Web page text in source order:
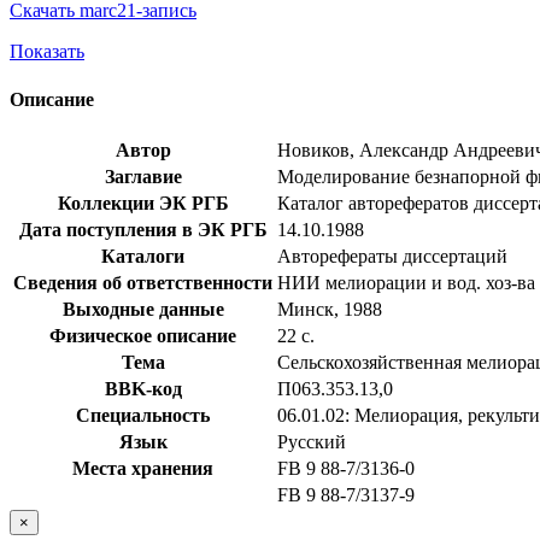
Скачать marc21-запись
Показать
Описание
Автор
Новиков, Александр
Заглавие
Моделирование безнапорной
Коллекции ЭК РГБ
Каталог авторефератов
Дата поступления в ЭК РГБ 14.10.1988
Каталоги
Авторефераты диссертаций
Сведения об ответственности НИИ мелиорации и вод. хоз-ва
Выходные данные
Минск, 1988
Физическое описание
22 с.
Тема
Сельскохозяйственная
BBK-код
П063.353.13,0
Специальность
06.01.02: Мелиорация,
Язык
Русский
Места хранения
FB 9 88-7/3136-0
FB 9 88-7/3137-9
×